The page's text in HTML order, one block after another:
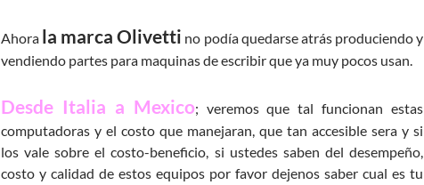
Ahora la marca Olivetti no podía quedarse atrás produciendo y
vendiendo partes para maquinas de escribir que ya muy pocos usan.
Desde Italia a Mexico; veremos que tal funcionan estas
computadoras y el costo que manejaran, que tan accesible sera y si
los vale sobre el costo-beneficio, si ustedes saben del desempeño,
costo y calidad de estos equipos por favor dejenos saber cual es tu